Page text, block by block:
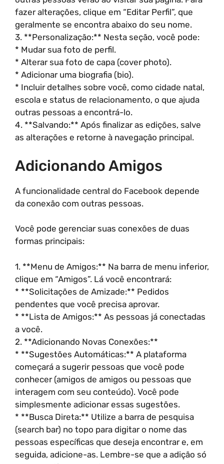
fazer alterações, clique em “Editar Perfil”, que
geralmente se encontra abaixo do seu nome.
3. **Personalização:** Nesta seção, você pode:
* Mudar sua foto de perfil.
* Alterar sua foto de capa (cover photo).
* Adicionar uma biografia (bio).
* Incluir detalhes sobre você, como cidade natal,
escola e status de relacionamento, o que ajuda
outras pessoas a encontrá-lo.
4. **Salvando:** Após finalizar as edições, salve
as alterações e retorne à navegação principal.
Adicionando Amigos
A funcionalidade central do Facebook depende
da conexão com outras pessoas.
Você pode gerenciar suas conexões de duas
formas principais:
1. **Menu de Amigos:** Na barra de menu inferior,
clique em “Amigos”. Lá você encontrará:
* **Solicitações de Amizade:** Pedidos
pendentes que você precisa aprovar.
* **Lista de Amigos:** As pessoas já conectadas
a você.
2. **Adicionando Novas Conexões:**
* **Sugestões Automáticas:** A plataforma
começará a sugerir pessoas que você pode
conhecer (amigos de amigos ou pessoas que
interagem com seu conteúdo). Você pode
simplesmente adicionar essas sugestões.
* **Busca Direta:** Utilize a barra de pesquisa
(search bar) no topo para digitar o nome das
pessoas específicas que deseja encontrar e, em
seguida, adicione-as. Lembre-se que a adição só